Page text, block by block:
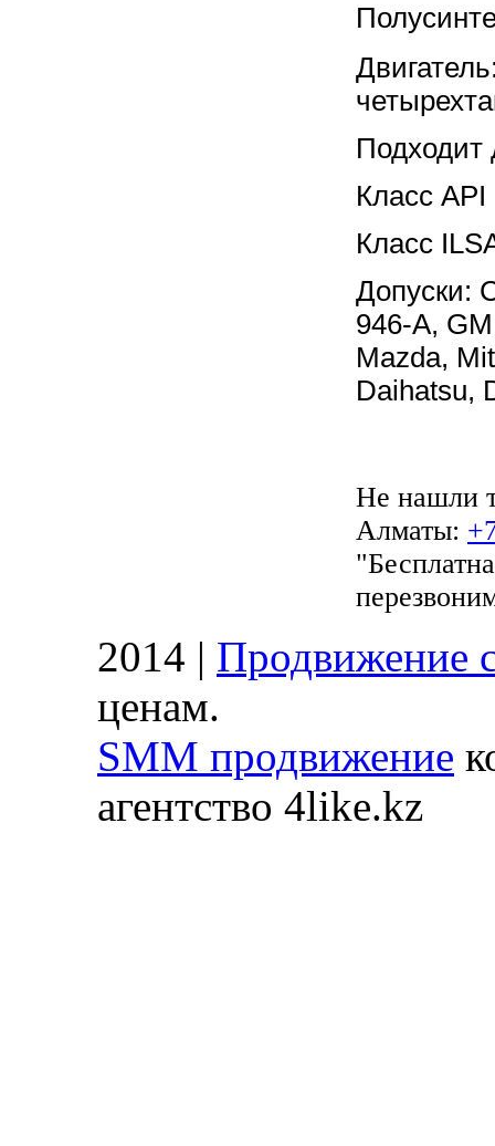
Подходит
Класс API
Класс
Допуски:
946-A,
Mazda,
Daihatsu,
​Не нашли
Алматы:
2014 | Продвижение
ценам.
SMM продвижение
агентство 4like.kz